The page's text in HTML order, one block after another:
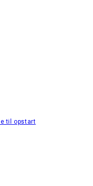
til opstart